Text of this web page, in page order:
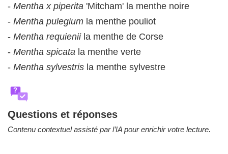
- Mentha x piperita 'Mitcham' la menthe noire
- Mentha pulegium la menthe pouliot
- Mentha requieniila menthe de Corse
- Mentha spicata la menthe verte
- Mentha sylvestris la menthe sylvestre
?
Questions et réponses
Contenu contextuel assisté par l’IA pour enrichir votre lecture.